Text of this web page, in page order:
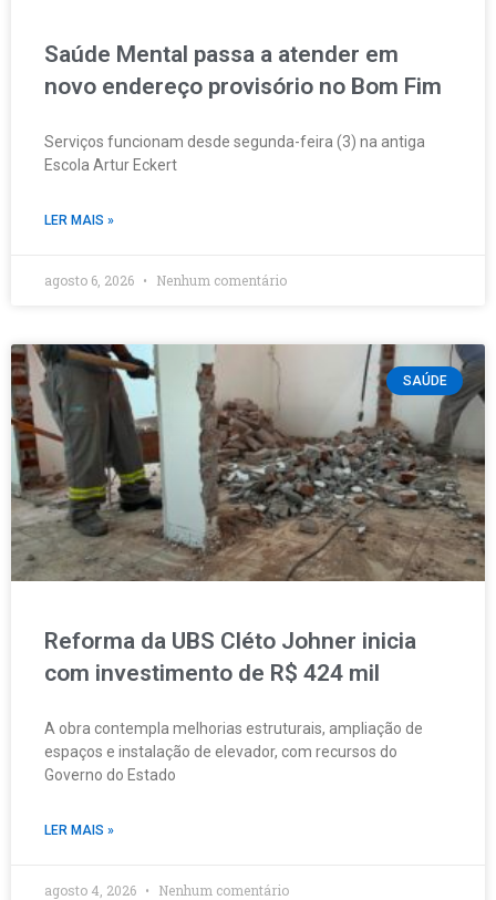
Saúde Mental passa a atender em
novo endereço provisório no Bom Fim
Serviços funcionam desde segunda-feira (3) na antiga
Escola Artur Eckert
LER MAIS »
agosto 6, 2026 Nenhum comentário
SAÚDE
Reforma da UBS Cléto Johner inicia
com investimento de R$ 424 mil
A obra contempla melhorias estruturais, ampliação de
espaços e instalação de elevador, com recursos do
Governo do Estado
LER MAIS »
agosto 4, 2026 Nenhum comentário